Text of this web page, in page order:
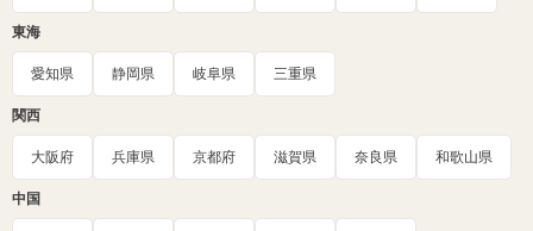
東海
愛知県 静岡県 岐阜県 三重県
関西
大阪府 兵庫県 京都府 滋賀県 奈良県 和歌山県
中国